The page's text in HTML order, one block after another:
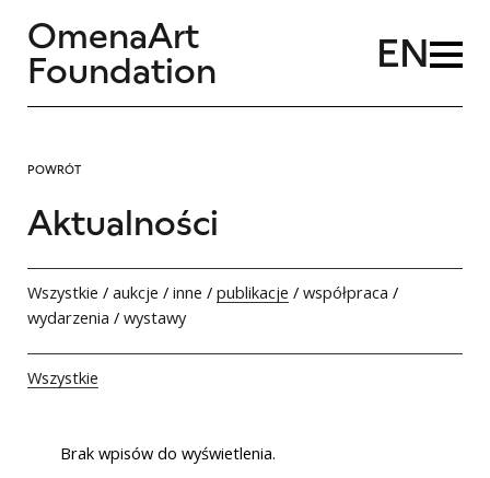
OmenaArt
Foundation
EN
POWRÓT
Aktualności
Wszystkie / aukcje / inne / publikacje / współpraca /
wydarzenia / wystawy
Wszystkie
Brak wpisów do wyświetlenia.